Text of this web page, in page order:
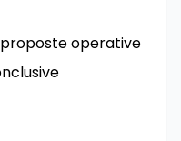
operative